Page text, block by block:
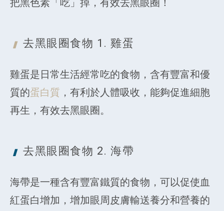
去黑眼圈食物 1. 雞蛋
雞蛋是日常生活經常吃的食物，含有豐富和優
質的蛋白質 ，有利於人體吸收，能夠促進細胞
再生，有效去黑眼圈。
去黑眼圈食物 2. 海帶
海帶是一種含有豐富鐵質的食物，可以促使血
紅蛋白增加，增加眼周皮膚輸送養分和營養的